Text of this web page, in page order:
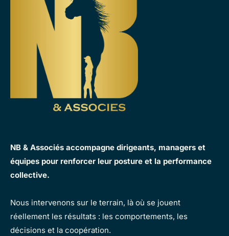
NB & Associés accompagne dirigeants, managers et
équipes pour renforcer leur posture et la performance
collective.
Nous intervenons sur le terrain, là où se jouent
réellement les résultats : les comportements, les
décisions et la coopération.